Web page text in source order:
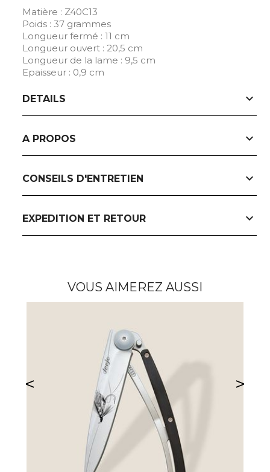
Matière : Z40C13
Poids : 37 grammes
Longueur fermé : 11 cm
Longueur ouvert : 20,5 cm
Longueur de la lame : 9,5 cm
Epaisseur : 0,9 cm
DETAILS expand_more
A PROPOS expand_more
CONSEILS D'ENTRETIEN expand_more
EXPEDITION ET RETOUR expand_more
VOUS AIMEREZ AUSSI
< >